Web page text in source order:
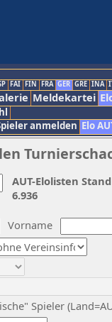
FAI FIN FRA GER GRE INA
Meldekartei
anmelden Elo
Vorname
Spieler
AUT-Elolisten
6.936